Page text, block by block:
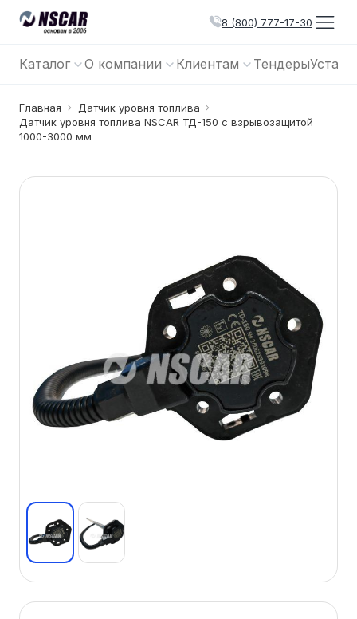
8 (800) 777-17-30
Каталог О компании Клиентам Тендеры
Главная
Датчик уровня топлива
Датчик уровня топлива NSCAR ТД-150 с взрывозащитой
1000-3000 мм